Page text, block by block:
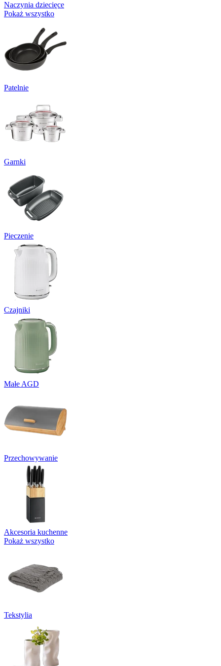
Naczynia dziecięce
Pokaż wszystko
Patelnie
Garnki
Pieczenie
Czajniki
Małe AGD
Przechowywanie
Akcesoria kuchenne
Pokaż wszystko
Tekstylia